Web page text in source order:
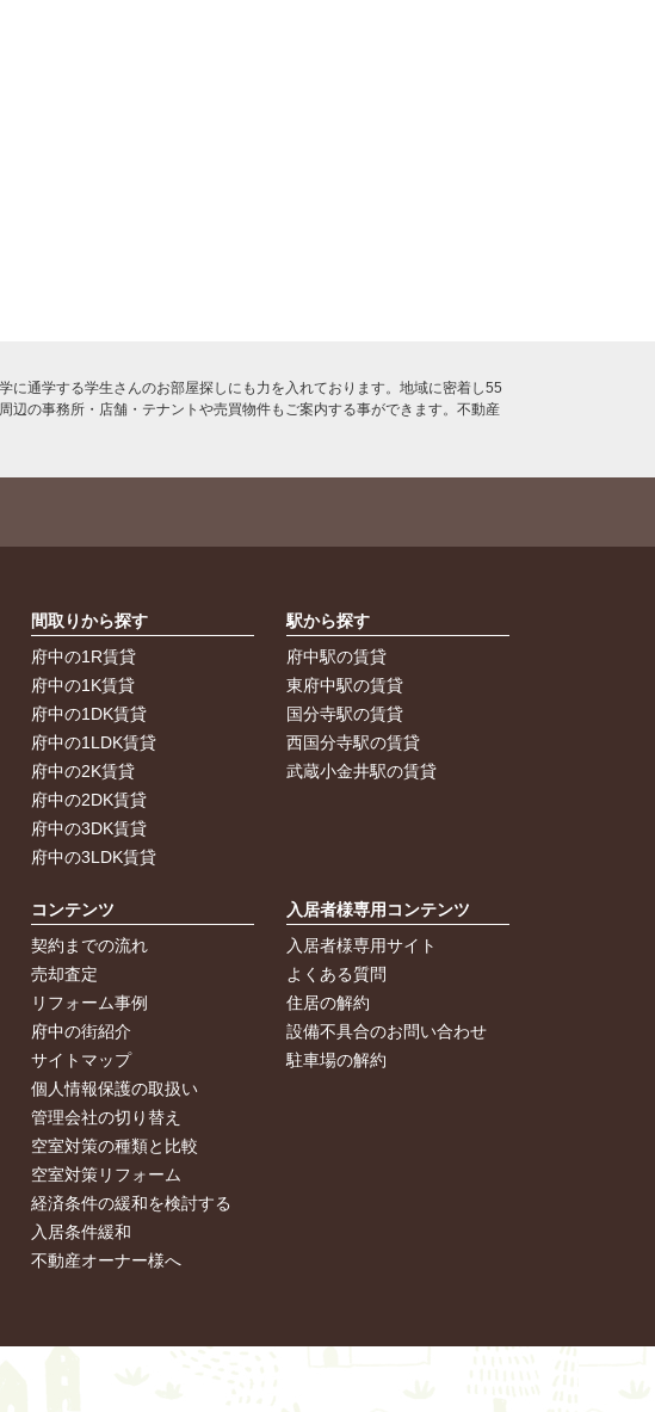
通学する学生さんのお部屋探しにも力を入れております。地域に密着し55
の事務所・店舗・テナントや売買物件もご案内する事ができます。不動産
間取りから探す
府中の1R賃貸
府中の1K賃貸
府中の1DK賃貸
府中の1LDK賃貸
府中の2K賃貸
府中の2DK賃貸
府中の3DK賃貸
府中の3LDK賃貸
駅から探す
府中駅の賃貸
東府中駅の賃貸
国分寺駅の賃貸
西国分寺駅の賃貸
武蔵小金井駅の賃貸
コンテンツ
契約までの流れ
売却査定
リフォーム事例
府中の街紹介
サイトマップ
個人情報保護の取扱い
管理会社の切り替え
空室対策の種類と比較
空室対策リフォーム
経済条件の緩和を検討する
入居条件緩和
不動産オーナー様へ
入居者様専用コンテンツ
入居者様専用サイト
よくある質問
住居の解約
設備不具合のお問い合わせ
駐車場の解約